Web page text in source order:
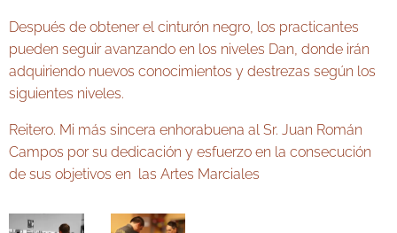
Después de obtener el cinturón negro, los practicantes
pueden seguir avanzando en los niveles Dan, donde irán
adquiriendo nuevos conocimientos y destrezas según los
siguientes niveles.
Reitero. Mi más sincera enhorabuena al Sr. Juan Román
Campos por su dedicación y esfuerzo en la consecución
de sus objetivos en las Artes Marciales 🏆🎖🏆